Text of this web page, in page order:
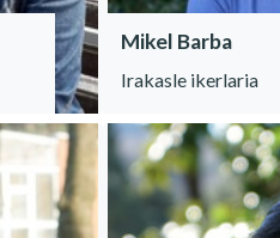
Mikel Barba
Irakasle ikerlaria